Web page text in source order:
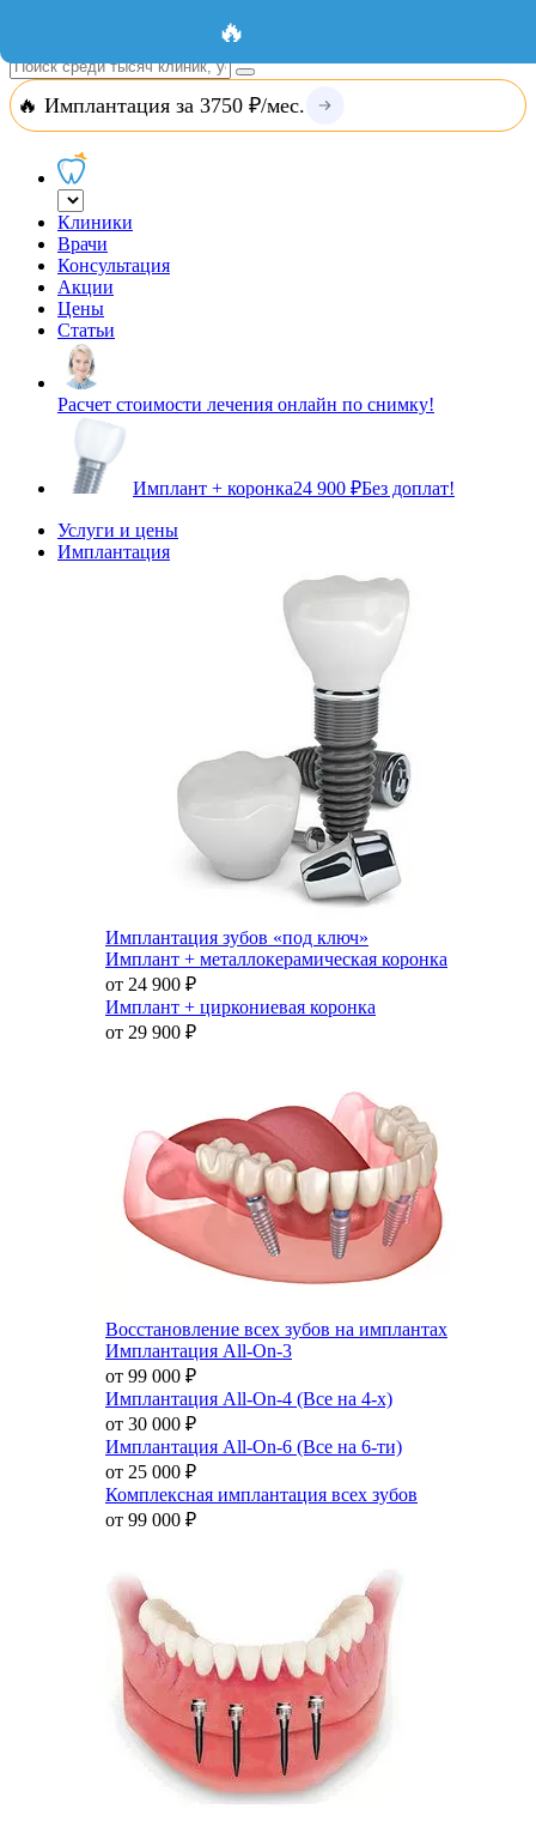
Вход
🔥 Имплантация за 3750 ₽/мес.
Клиники
Врачи
Консультация
Акции
Цены
Статьи
Расчет стоимости лечения онлайн по снимку!
Имплант + коронка24 900 ₽Без доплат!
Услуги и цены
Имплантация
Имплантация зубов «под ключ»
Имплант + металлокерамическая коронка
от 24 900 ₽
Имплант + циркониевая коронка
от 29 900 ₽
Восстановление всех зубов на имплантах
Имплантация All-On-3
от 99 000 ₽
Имплантация All-On-4 (Все на 4-х)
от 30 000 ₽
Имплантация All-On-6 (Все на 6-ти)
от 25 000 ₽
Комплексная имплантация всех зубов
от 99 000 ₽
🔥